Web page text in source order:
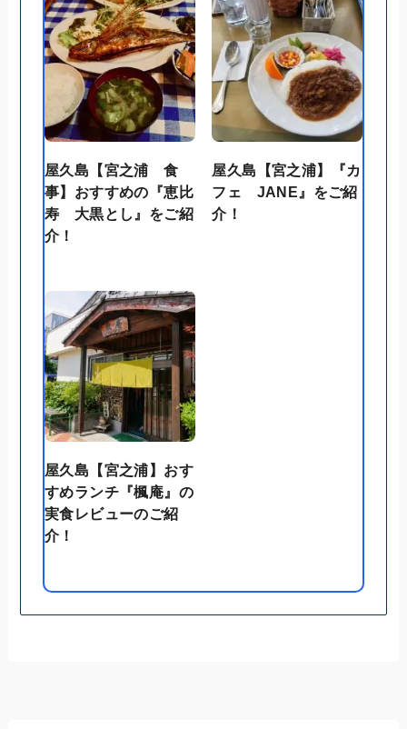
屋久島【宮之浦 食
事】おすすめの『恵比
寿 大黒とし』をご紹
介！
屋久島【宮之浦】『カ
フェ JANE』をご紹
介！
屋久島【宮之浦】おす
すめランチ『楓庵』の
実食レビューのご紹
介！